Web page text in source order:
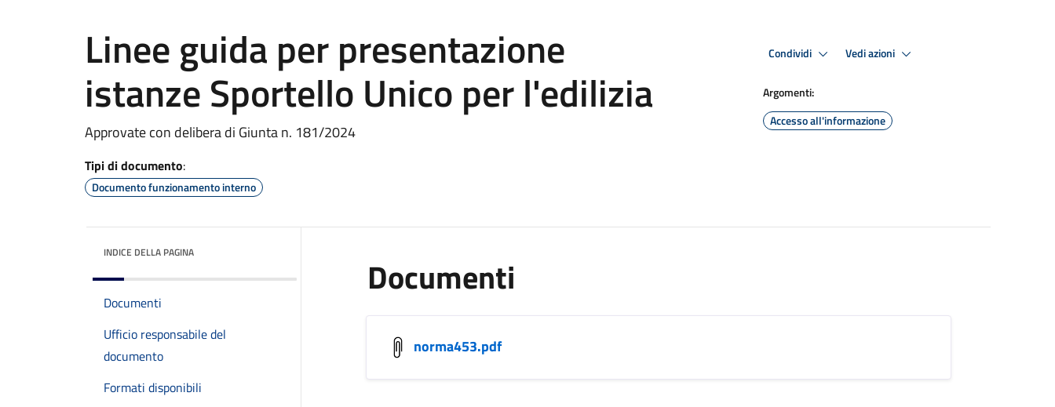
Linee guida per presentazione
istanze Sportello Unico per l'edilizia
Approvate con delibera di Giunta n. 181/2024
Tipi di documento:
Documento funzionamento interno
Condividi Vedi azioni
Argomenti:
Accesso all'informazione
INDICE DELLA PAGINA
Documenti
Ufficio responsabile del
documento
Formati disponibili
Documenti
norma453.pdf